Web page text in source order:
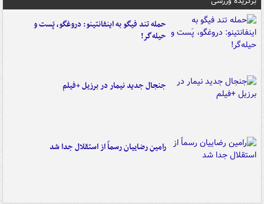
حمله تند فیگو به اینفانتینو: دروغگو، پَست‌ و
حیله‌گر!
جنجال جدید نیمار در برزیل +فیلم
رامین رضاییان رسماً از استقلال جدا شد